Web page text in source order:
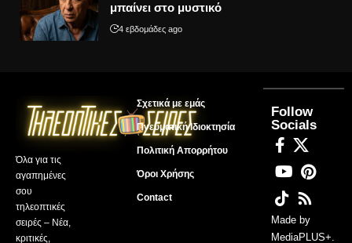
μπαίνει στο μυστικό
4 εβδομάδες ago
Όλα για τις
αγαπημένες
σου
τηλεοπτικές
σειρές – Νέα,
κριτικές,
Σχετικά με εμάς
Πνευματική Ιδιοκτησία
Πολιτική Απορρήτου
Όροι Χρήσης
Contact
Follow
Socials
Made by
MediaPLUS+.